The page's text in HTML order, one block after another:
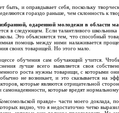
быть, и оправдывает себя, поскольку
гораздо раньше, чем склонность к
одаренной молодежи в области
в следующем. Если талантливого
Это объясняется тем, что способный
помощь между ними налаживается
своих товарищей. Но этого мало.
обучения сам обучающий учится.
лучше всего выявляется своя
роста нужны товарищи, с которыми
не возникает, и это сказывается на
которые являются отрицательной
самонадеянности, которые вредят
правде» части моего доклада,
видно, что я недостаточно четко